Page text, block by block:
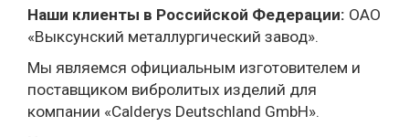
Наши клиенты в Российской Федерации: ОАО
«Выксунский металлургический завод».
Мы являемся официальным изготовителем и
поставщиком вибролитых изделий для
компании «Calderys Deutschland GmbH».